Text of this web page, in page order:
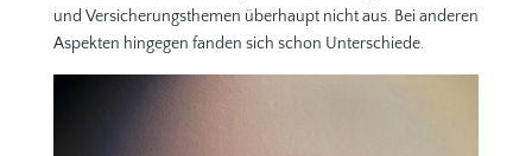
und Versicherungsthemen überhaupt nicht aus. Bei anderen
Aspekten hingegen fanden sich schon Unterschiede.